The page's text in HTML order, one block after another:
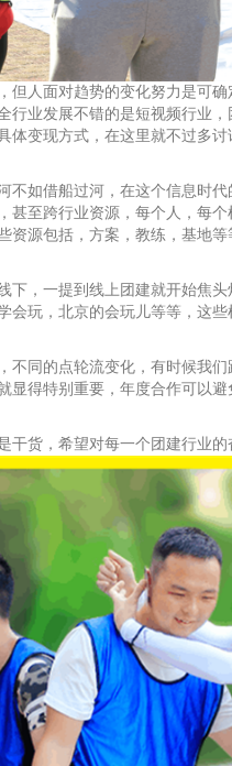
但人面对趋势的变化努力是可
行业发展不错的是短视频行业
体变现方式，在这里就不过多
如借船过河，在这个信息时
至跨行业资源，每个人，每
源包括，方案，教练，基地
下，一提到线上团建就开始焦
玩，北京的会玩儿等等，这些
不同的点轮流变化，有时候我们
显得特别重要，年度合作可以
货，希望对每一个团建行业的